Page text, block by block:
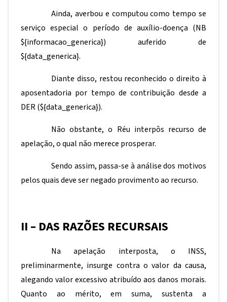
Ainda, averbou e computou como tempo se
serviço especial o período de auxílio-doença (NB
${informacao_generica}) auferido de
${data_generica}.
Diante disso, restou reconhecido o direito à
aposentadoria por tempo de contribuição desde a
DER (${data_generica}).
Não obstante, o Réu interpôs recurso de
apelação, o qual não merece prosperar.
Sendo assim, passa-se à análise dos motivos
pelos quais deve ser negado provimento ao recurso.
II – DAS RAZÕES RECURSAIS
Na apelação interposta, o INSS,
preliminarmente, insurge contra o valor da causa,
alegando valor excessivo atribuído aos danos morais.
Quanto ao mérito, em suma, sustenta a